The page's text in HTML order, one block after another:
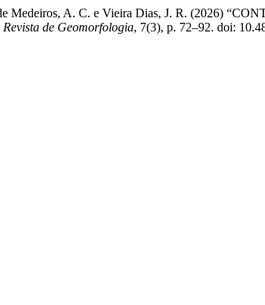
de Medeiros, A. C. e Vieira Dias, J. R. (2026)
de Geomorfologia, 7(3), p. 72–92. doi: